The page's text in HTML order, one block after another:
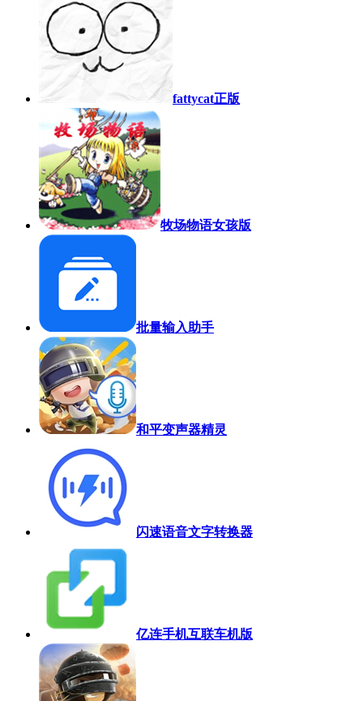
fattycat正版
牧场物语女孩版
批量输入助手
和平变声器精灵
闪速语音文字转换器
亿连手机互联车机版